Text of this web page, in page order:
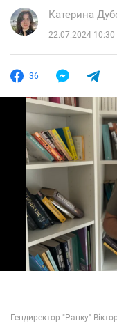
Катерина
22.07.2024 10:30
36